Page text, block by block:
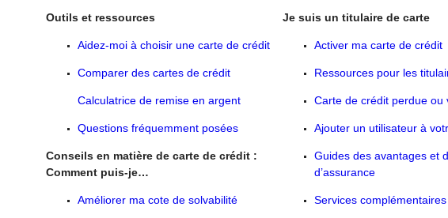
Outils et ressources
Aidez-moi à choisirune carte de crédit
Comparer des cartes de crédit
Calculatrice de remise en argent
Questions fréquemment posées
Conseils en matière de carte de crédit :
Comment puis-je…
Améliorer ma cote de solvabilité
Je suis un titulaire de carte
Activer ma carte de crédit
Ressources pour les
Carte de crédit perdue ou
Ajouter un utilisateur à
Guides des avantages et
d’assurance
Services